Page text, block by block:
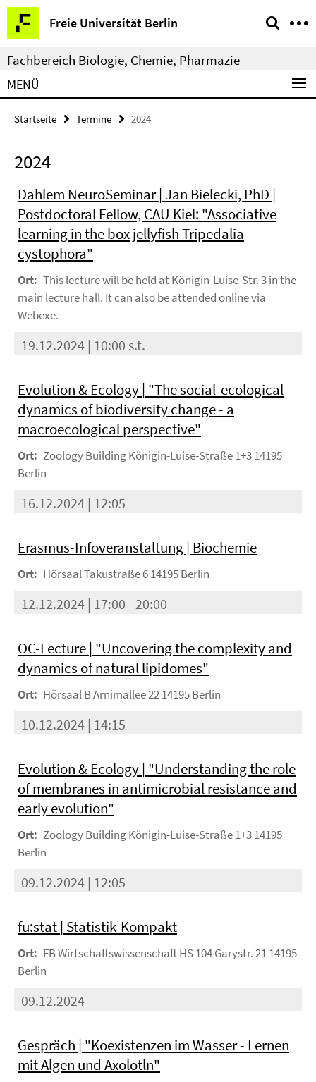
Springe
direkt
zu
Inhalt
Freie Universität Berlin
Service-
Navigation
Fachbereich Biologie, Chemie, Pharmazie
MENÜ
Startseite Termine 2024
2024
Dahlem NeuroSeminar | Jan Bielecki, PhD |
Postdoctoral Fellow, CAU Kiel: "Associative
learning in the box jellyfish Tripedalia
cystophora"
Ort: This lecture will be held at Königin-Luise-Str. 3 in the
main lecture hall. It can also be attended online via
Webexe.
19.12.2024 | 10:00 s.t.
Evolution & Ecology | "The social-ecological
dynamics of biodiversity change - a
macroecological perspective"
Ort: Zoology Building Königin-Luise-Straße 1+3 14195
Berlin
16.12.2024 | 12:05
Erasmus-Infoveranstaltung | Biochemie
Ort: Hörsaal Takustraße 6 14195 Berlin
12.12.2024 | 17:00 - 20:00
OC-Lecture | "Uncovering the complexity and
dynamics of natural lipidomes"
Ort: Hörsaal B Arnimallee 22 14195 Berlin
10.12.2024 | 14:15
Evolution & Ecology | "Understanding the role
of membranes in antimicrobial resistance and
early evolution"
Ort: Zoology Building Königin-Luise-Straße 1+3 14195
Berlin
09.12.2024 | 12:05
fu:stat | Statistik-Kompakt
Ort: FB Wirtschaftswissenschaft HS 104 Garystr. 21 14195
Berlin
09.12.2024
Gespräch | "Koexistenzen im Wasser - Lernen
mit Algen und Axolotln"